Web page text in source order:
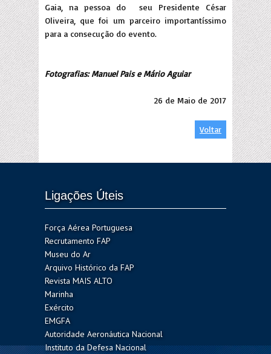
Gaia, na pessoa do seu Presidente César
Oliveira, que foi um parceiro importantíssimo
para a consecução do evento.
Fotografias: Manuel Pais e Mário Aguiar
26 de Maio de 2017
Voltar
Ligações Úteis
Força Aérea Portuguesa
Recrutamento FAP
Museu do Ar
Arquivo Histórico da FAP
Revista MAIS ALTO
Marinha
Exército
EMGFA
Autoridade Aeronáutica Nacional
Instituto da Defesa Nacional